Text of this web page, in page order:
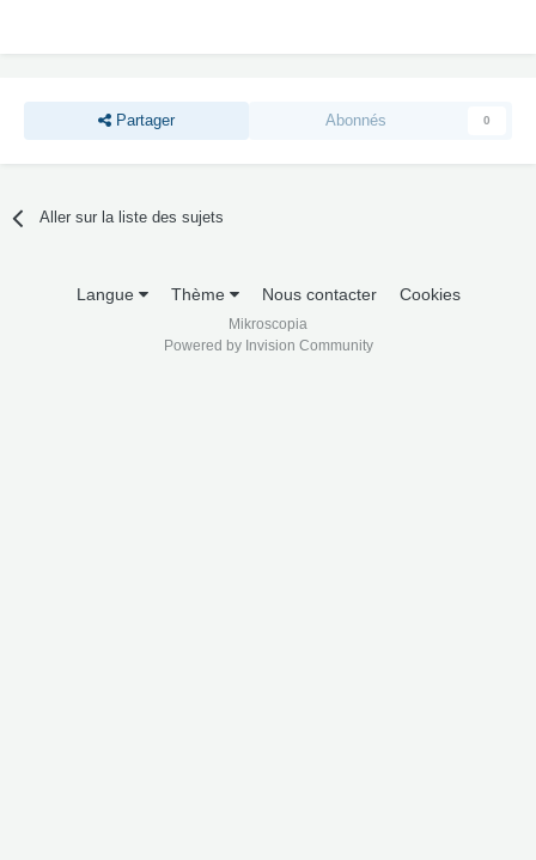
Partager Abonnés 0
Aller sur la liste des sujets
Langue Thème Nous contacter Cookies
Mikroscopia
Powered by Invision Community